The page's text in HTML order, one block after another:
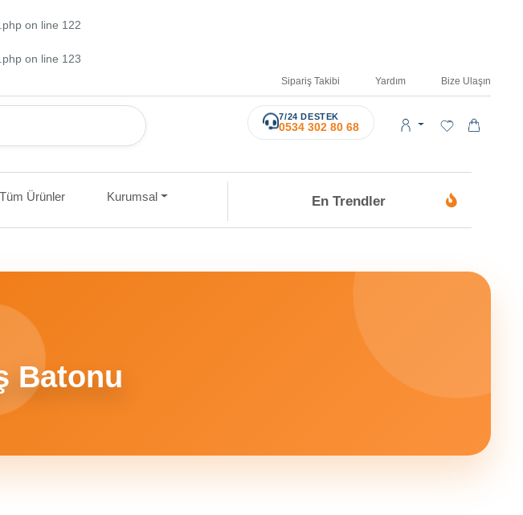
on line 122
on line 123
Sipariş Takibi Yardım Bize Ulaşın
7/24 DESTEK
0534 302 80 68
Tüm Ürünler Kurumsal En Trendler
Batonu